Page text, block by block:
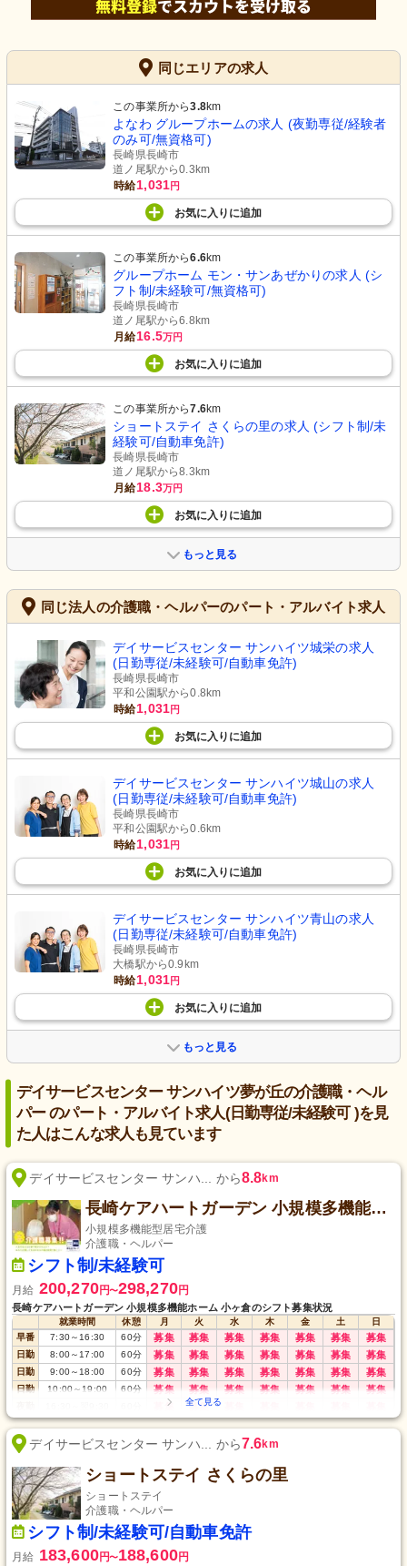
同じエリアの求人
この事業所から3.8km
よなわ グループホームの求人 (夜勤専従/経験者
のみ可/無資格可)
長崎県長崎市
道ノ尾駅から0.3km
時給1,031円
お気に入り に追加
この事業所から6.6km
グループホーム モン・サンあぜかりの求人 (シ
フト制/未経験可/無資格可)
長崎県長崎市
道ノ尾駅から6.8km
月給16.5万円
お気に入り に追加
この事業所から7.6km
ショートステイ さくらの里の求人 (シフト制/未
経験可/自動車免許)
長崎県長崎市
道ノ尾駅から8.3km
月給18.3万円
お気に入り に追加
もっと見る
同じ法人の介護職・ヘルパーのパート・アルバイト求人
デイサービスセンター サンハイツ城栄の求人
(日勤専従/未経験可/自動車免許)
長崎県長崎市
平和公園駅から0.8km
時給1,031円
お気に入り に追加
デイサービスセンター サンハイツ城山の求人
(日勤専従/未経験可/自動車免許)
長崎県長崎市
平和公園駅から0.6km
時給1,031円
お気に入り に追加
デイサービスセンター サンハイツ青山の求人
(日勤専従/未経験可/自動車免許)
長崎県長崎市
大橋駅から0.9km
時給1,031円
お気に入り に追加
もっと見る
デイサービスセンター サンハイツ夢が丘の介護職・ヘル
パー のパート・アルバイト求人(日勤専従/未経験可 )を見
た人はこんな求人も見ています
デイサービスセンター サンハ... から8.8km
長崎ケアハートガーデン 小規模多機能ホーム 小ヶ倉
小規模多機能型居宅介護
介護職・ヘルパー
シフト制/未経験可
月給 200,270円〜298,270円
長崎ケアハートガーデン 小規模多機能ホーム 小ヶ倉のシフト募集状況
就業時間 休憩 月 火 水 木 金 土
日
早番
7:30～ 16:30 60分 募集 募集 募集 募集 募集 募集 募集
日勤 8:00～ 17:00 60分 募集 募集 募集 募集 募集 募集 募集
日勤 9:00～ 18:00 60分 募集 募集 募集 募集 募集 募集 募集
日勤 10:00 ～ 19:00 60分 募集 募集 募集 募集 募集 募集 募集
募集 募集
デイサービスセンター サンハ... から7.6km
ショートステイ さくらの里
ショートステイ
介護職・ヘルパー
シフト制/未経験可/自動車免許
月給 183,600円〜188,600円